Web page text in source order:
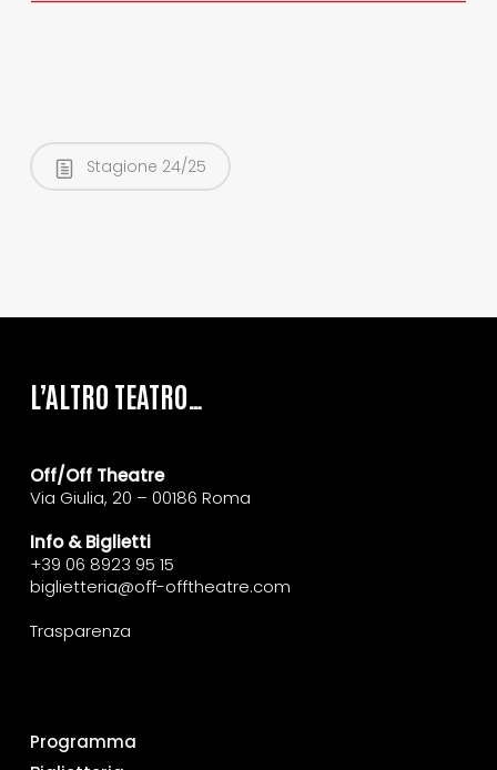
Stagione 24/25
L’ALTRO TEATRO…
Off/Off Theatre
Via Giulia, 20 – 00186 Roma
Info & Biglietti
+39 06 8923 95 15
biglietteria@off-offtheatre.com
Trasparenza
Programma